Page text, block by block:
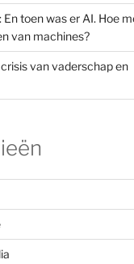
toen was er AI. Hoe
van machines?
crisis van vaderschap en